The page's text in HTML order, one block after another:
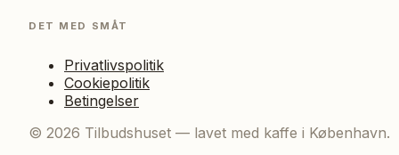
DET MED SMÅT
Privatlivspolitik
Cookiepolitik
Betingelser
© 2026 Tilbudshuset — lavet med kaffe i København.